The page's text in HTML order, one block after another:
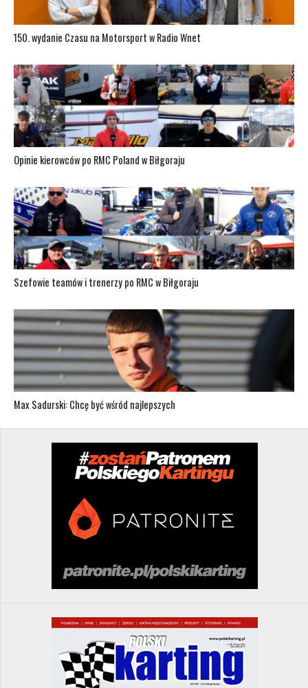
150. wydanie Czasu na Motorsport w Radio Wnet
Opinie kierowców po RMC Poland w Biłgoraju
Szefowie teamów i trenerzy po RMC w Biłgoraju
Max Sadurski: Chcę być wśród najlepszych